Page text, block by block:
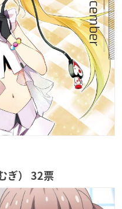
ぎ） 32票